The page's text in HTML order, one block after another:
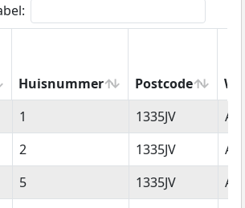
Huisnummer Postcode
Huisnummer Postcode
1 1335JV
2 1335JV
5 1335JV